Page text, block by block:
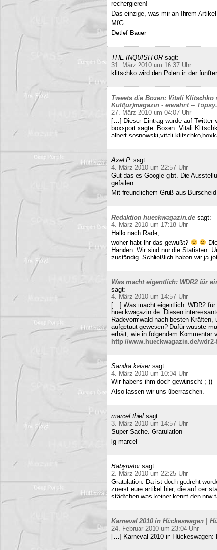
rechergieren!
Das einzige, was mir an Ihrem
MfG
Detlef Bauer
THE INQUISITOR sagt:
31. März 2010 um 16:37 Uhr
klitschko wird den Polen in der
Tweets die Boxen: Vitali Klitschko
Kult(ur)magazin - erwähnt --
27. März 2010 um 04:07 Uhr
[…] Dieser Eintrag wurde auf Twitter
boxsport sagte: Boxen: Vitali
albert-sosnowski,vitali-
Axel P. sagt:
4. März 2010 um 22:57 Uhr
Gut das es Google gibt. Die
gefallen.
Mit freundlichem Gruß aus Burscheid
Redaktion hueckwagazin.de sagt:
4. März 2010 um 17:18 Uhr
Hallo nach Rade,
woher habt ihr das gewußt?
Händen. Wir sind nur die Statisten.
zuständig. Schließlich haben wir ja
Was macht eigentlich: WDR2 für
sagt:
4. März 2010 um 14:57 Uhr
[…] Was macht eigentlich: WDR2
hueckwagazin.de Diesen
Radevormwald nach besten
aufgetaut gewesen? Dafür wusste
erhält, wie in folgendem Kommentar
http://www.hueckwagazin.de/
Sandra kaiser sagt:
4. März 2010 um 10:04 Uhr
Wir habens ihm doch gewünscht ;-))
Also lassen wir uns überraschen.
marcel thiel sagt:
3. März 2010 um 14:57 Uhr
Super Sache. Gratulation
lg marcel
Babynator sagt:
2. März 2010 um 22:25 Uhr
Gratulation. Da ist doch gedreht
zuerst eure artikel hier, die auf der
städtchen was keiner kennt den nrw-
Karneval 2010 in Hückeswagen |
24. Februar 2010 um 23:04 Uhr
[…] Karneval 2010 in Hückeswagen: